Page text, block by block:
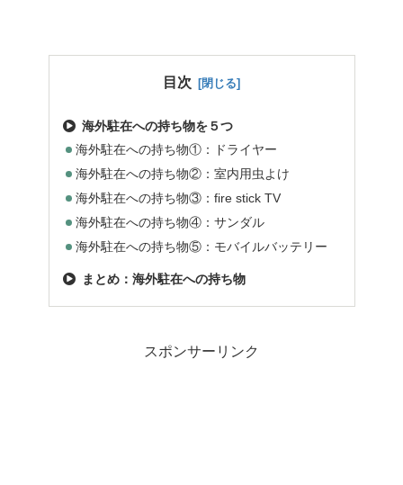
目次
海外駐在への持ち物を５つ
海外駐在への持ち物①：ドライヤー
海外駐在への持ち物②：室内用虫よけ
海外駐在への持ち物③：fire stick TV
海外駐在への持ち物④：サンダル
海外駐在への持ち物⑤：モバイルバッテリー
まとめ：海外駐在への持ち物
スポンサーリンク